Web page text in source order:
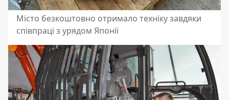
Місто безкоштовно отримало техніку завдяки
співпраці з урядом Японії